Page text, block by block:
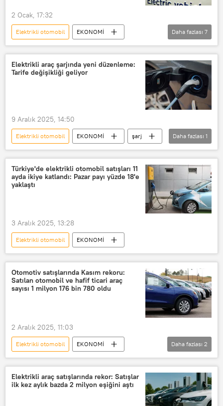
2 Ocak, 17:32
Elektrikli otomobil
EKONOMİ
Norveç
elektrikli araç
Volkswagen (VW)
Tesla
Vergi
KDV
Daha fazlası 7
Elektrikli araç şarjında yeni düzenleme:
Tarife değişikliği geliyor
9 Aralık 2025, 14:50
Elektrikli otomobil EKONOMİ
şarj
Enerji Piyasası Düzenleme Kurumu (EPDK)
Daha fazlası 1
Türkiye'de elektrikli otomobil satışları 11
ayda ikiye katlandı: Pazar payı yüzde 18'e
yaklaştı
3 Aralık 2025, 13:28
Elektrikli otomobil EKONOMİ
Otomotiv satışlarında Kasım rekoru:
Satılan otomobil ve hafif ticari araç
sayısı 1 milyon 176 bin 780 oldu
2 Aralık 2025, 11:03
Elektrikli otomobil
EKONOMİ
Otomobil
elektrikli araç
Daha fazlası 2
Elektrikli araç satışlarında rekor: Satışlar
ilk kez aylık bazda 2 milyon eşiğini aştı